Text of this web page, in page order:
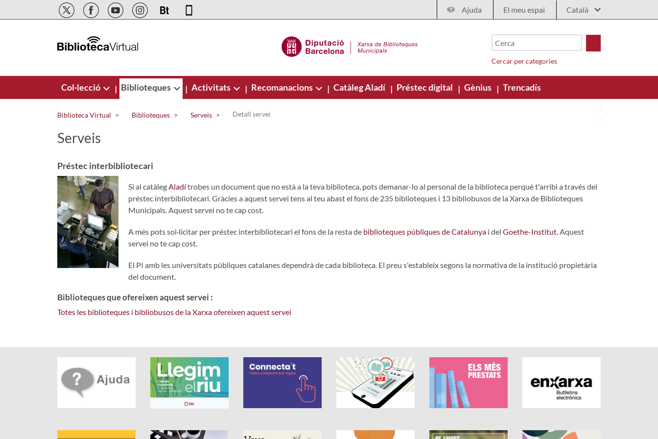
Salta al contingut principal Ajuda El meu espai
Cercar per categories
Col·lecció | Biblioteques | Activitats | Recomanacions | Catàleg Aladí | Préstec digital | Gènius | Trencadís
Biblioteca Virtual Biblioteques Serveis Detall servei
Serveis
Préstec interbibliotecari
Si al catàlegAladítrobes un document que no està a la teva biblioteca, pots demanar-lo al personal de la biblioteca perquè t'arribi a través del
préstec interbibliotecari. Gràcies a aquest servei tens al teu abast el fons de 235 biblioteques i 13 bibliobusos de la Xarxa de Biblioteques
Municipals. Aquest servei no te cap cost.
A més pots sol·licitar per préstec interbibliotecari el fons de la resta de biblioteques públiques de Catalunya i del Goethe-Institut. Aquest
servei no te cap cost.
El PI amb les universitats públiques catalanes dependrà de cada biblioteca. El preu s'estableix segons la normativa de la institució propietària
del document.
Biblioteques que ofereixen aquest servei :
Totes les biblioteques i bibliobusos de la Xarxa ofereixen aquest servei